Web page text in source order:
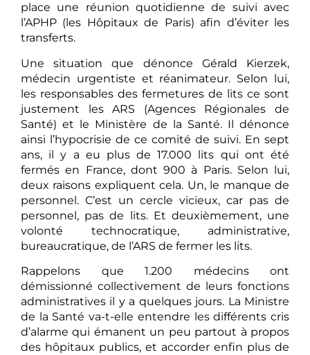
place une réunion quotidienne de suivi avec
l’APHP (les Hôpitaux de Paris) afin d’éviter les
transferts.
Une situation que dénonce Gérald Kierzek,
médecin urgentiste et réanimateur. Selon lui,
les responsables des fermetures de lits ce sont
justement les ARS (Agences Régionales de
Santé) et le Ministère de la Santé. Il dénonce
ainsi l’hypocrisie de ce comité de suivi. En sept
ans, il y a eu plus de 17.000 lits qui ont été
fermés en France, dont 900 à Paris. Selon lui,
deux raisons expliquent cela. Un, le manque de
personnel. C’est un cercle vicieux, car pas de
personnel, pas de lits. Et deuxièmement, une
volonté technocratique, administrative,
bureaucratique, de l’ARS de fermer les lits.
Rappelons que 1.200 médecins ont
démissionné collectivement de leurs fonctions
administratives il y a quelques jours. La Ministre
de la Santé va-t-elle entendre les différents cris
d’alarme qui émanent un peu partout à propos
des hôpitaux publics, et accorder enfin plus de